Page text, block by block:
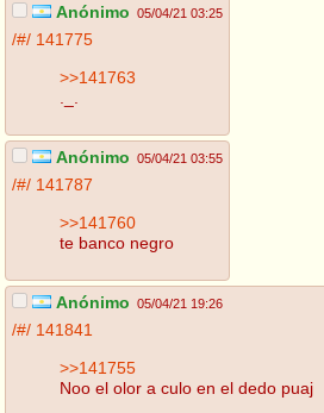
Anónimo 05/04/21 03:25
/#/ 141775
>>141763
Anónimo 05/04/21 03:55
/#/ 141787
>>141760
te banco negro
Anónimo 05/04/21 19:26
/#/ 141841
>>141755
Noo el olor a culo en el dedo puaj